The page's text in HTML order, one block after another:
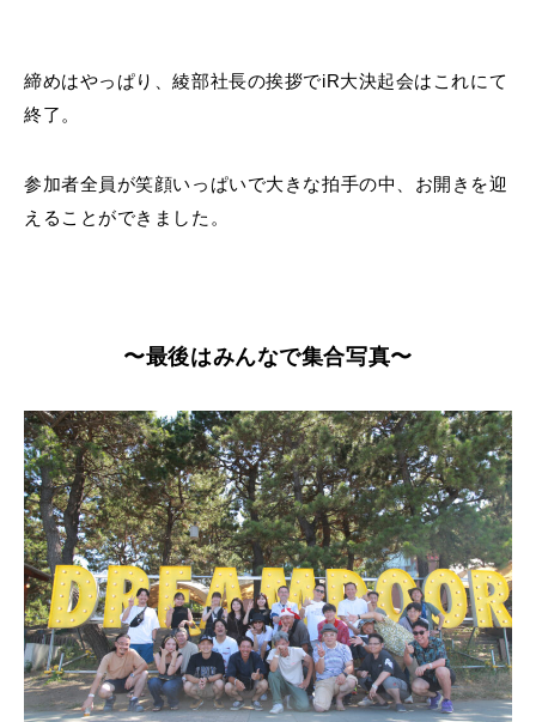
締めはやっぱり、綾部社長の挨拶でiR大決起会はこれにて
終了。
参加者全員が笑顔いっぱいで大きな拍手の中、お開きを迎
えることができました。
〜最後はみんなで集合写真〜